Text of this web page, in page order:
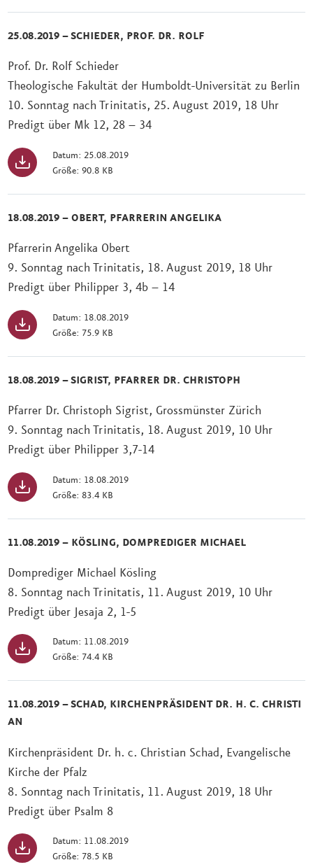
25.08.2019 – SCHIEDER, PROF. DR. ROLF
Prof. Dr. Rolf Schieder
Theologische Fakultät der Humboldt-Universität zu Berlin
10. Sonntag nach Trinitatis, 25. August 2019, 18 Uhr
Predigt über Mk 12, 28 – 34
Datum: 25.08.2019
Größe: 90.8 KB
18.08.2019 – OBERT, PFARRERIN ANGELIKA
Pfarrerin Angelika Obert
9. Sonntag nach Trinitatis, 18. August 2019, 18 Uhr
Predigt über Philipper 3, 4b – 14
Datum: 18.08.2019
Größe: 75.9 KB
18.08.2019 – SIGRIST, PFARRER DR. CHRISTOPH
Pfarrer Dr. Christoph Sigrist, Grossmünster Zürich
9. Sonntag nach Trinitatis, 18. August 2019, 10 Uhr
Predigt über Philipper 3,7-14
Datum: 18.08.2019
Größe: 83.4 KB
11.08.2019 – KÖSLING, DOMPREDIGER MICHAEL
Domprediger Michael Kösling
8. Sonntag nach Trinitatis, 11. August 2019, 10 Uhr
Predigt über Jesaja 2, 1-5
Datum: 11.08.2019
Größe: 74.4 KB
11.08.2019 – SCHAD, KIRCHENPRÄSIDENT DR. H. C. CHRISTI
AN
Kirchenpräsident Dr. h. c. Christian Schad, Evangelische
Kirche der Pfalz
8. Sonntag nach Trinitatis, 11. August 2019, 18 Uhr
Predigt über Psalm 8
Datum: 11.08.2019
Größe: 78.5 KB